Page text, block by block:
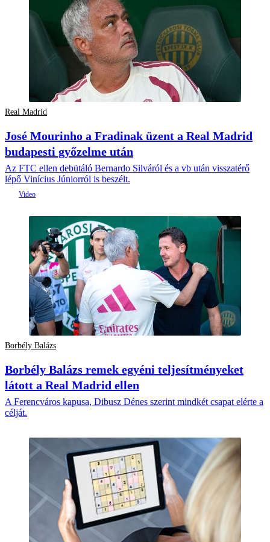
Real Madrid
José Mourinho a Fradinak üzent a Real Madrid
budapesti győzelme után
Az FTC ellen debütáló Bernardo Silváról és a vb után visszatérő
lépő Vinícius Júniorról is beszélt.
Borbély Balázs
Borbély Balázs remek egyéni teljesítményeket
látott a Real Madrid ellen
A Ferencváros kapusa, Dibusz Dénes szerint mindkét csapat elérte a
célját.